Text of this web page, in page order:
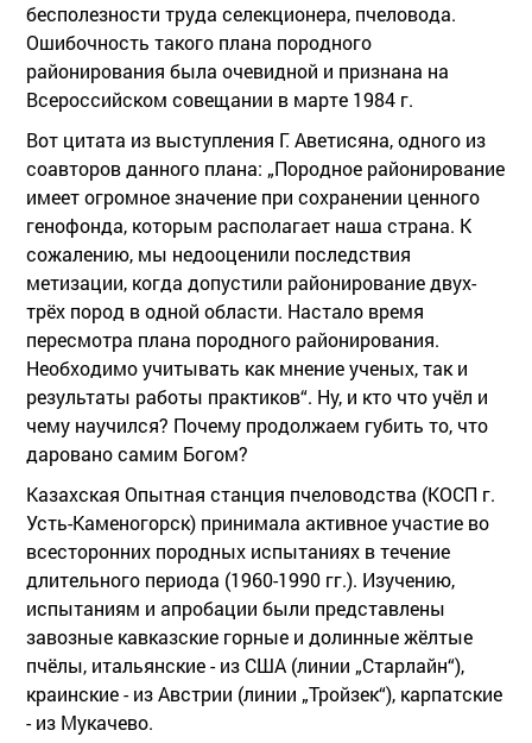
бесполезности труда селекционера, пчеловода.
Ошибочность такого плана породного
районирования была очевидной и признана на
Всероссийском совещании в марте 1984 г.
Вот цитата из выступления Г. Аветисяна, одного из
соавторов данного плана: „Породное районирование
имеет огромное значение при сохранении ценного
генофонда, которым располагает наша страна. К
сожалению, мы недооценили последствия
метизации, когда допустили районирование двух-
трёх пород в одной области. Настало время
пересмотра плана породного районирования.
Необходимо учитывать как мнение ученых, так и
результаты работы практиков“. Ну, и кто что учёл и
чему научился? Почему продолжаем губить то, что
даровано самим Богом?
Казахская Опытная станция пчеловодства (КОСП г.
Усть-Каменогорск) принимала активное участие во
всесторонних породных испытаниях в течение
длительного периода (1960-1990 гг.). Изучению,
испытаниям и апробации были представлены
завозные кавказские горные и долинные жёлтые
пчёлы, итальянские - из США (линии „Старлайн“),
краинские - из Австрии (линии „Тройзек“), карпатские
- из Мукачево.